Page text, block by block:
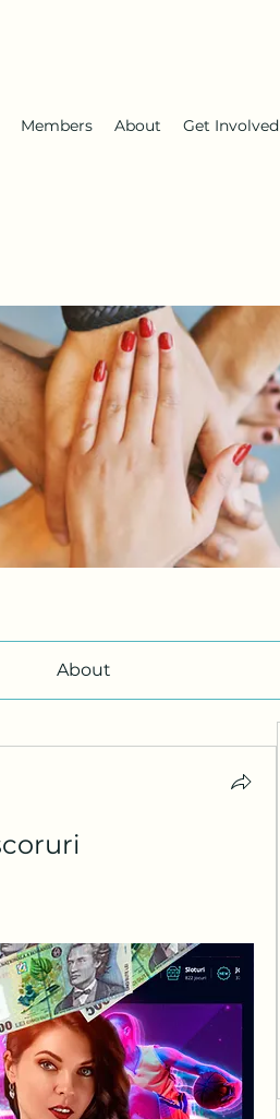
Members About Get Involved
About